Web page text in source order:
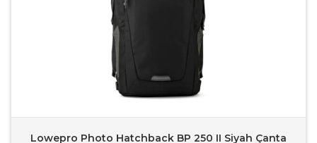
Lowepro Photo Hatchback BP 250 II Siyah Çanta